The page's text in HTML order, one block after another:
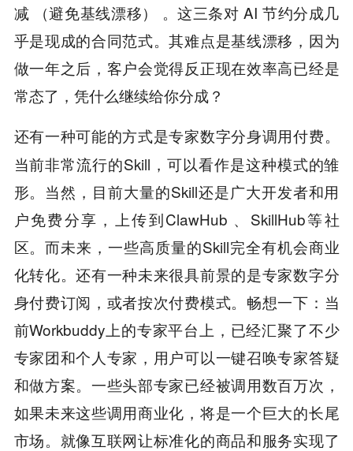
减 （避免基线漂移） 。这三条对 AI 节约分成几
乎是现成的合同范式。其难点是基线漂移，因为
做一年之后，客户会觉得反正现在效率高已经是
常态了，凭什么继续给你分成？
还有一种可能的方式是专家数字分身调用付费。
当前非常流行的Skill，可以看作是这种模式的雏
形。当然，目前大量的Skill还是广大开发者和用
户免费分享，上传到ClawHub 、SkillHub等社
区。而未来，一些高质量的Skill完全有机会商业
化转化。还有一种未来很具前景的是专家数字分
身付费订阅，或者按次付费模式。畅想一下：当
前Workbuddy上的专家平台上，已经汇聚了不少
专家团和个人专家，用户可以一键召唤专家答疑
和做方案。一些头部专家已经被调用数百万次，
如果未来这些调用商业化，将是一个巨大的长尾
市场。就像互联网让标准化的商品和服务实现了